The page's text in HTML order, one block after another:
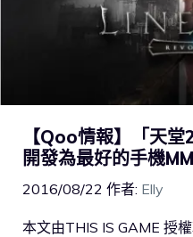
【Qoo情報】「天
開發為最好的手機
2016/08/22 作者: Elly
本文由THIS IS GAME 授